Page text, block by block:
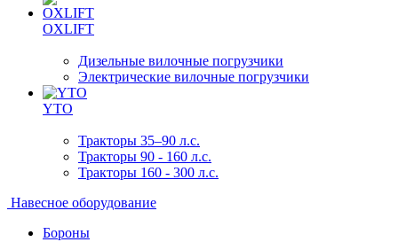
OXLIFT
Дизельные вилочные погрузчики
Электрические вилочные погрузчики
YTO
Тракторы 35–90 л.с.
Тракторы 90 - 160 л.с.
Тракторы 160 - 300 л.с.
Навесное оборудование
Бороны